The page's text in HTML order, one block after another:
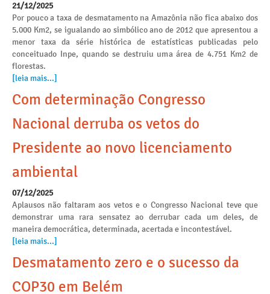
21/12/2025
Por pouco a taxa de desmatamento na Amazônia não fica abaixo dos
5.000 Km2, se igualando ao simbólico ano de 2012 que apresentou a
menor taxa da série histórica de estatísticas publicadas pelo
conceituado Inpe, quando se destruiu uma área de 4.751 Km2 de
florestas.
[leia mais...]
Com determinação Congresso
Nacional derruba os vetos do
Presidente ao novo licenciamento
ambiental
07/12/2025
Aplausos não faltaram aos vetos e o Congresso Nacional teve que
demonstrar uma rara sensatez ao derrubar cada um deles, de
maneira democrática, determinada, acertada e incontestável.
[leia mais...]
Desmatamento zero e o sucesso da
COP30 em Belém